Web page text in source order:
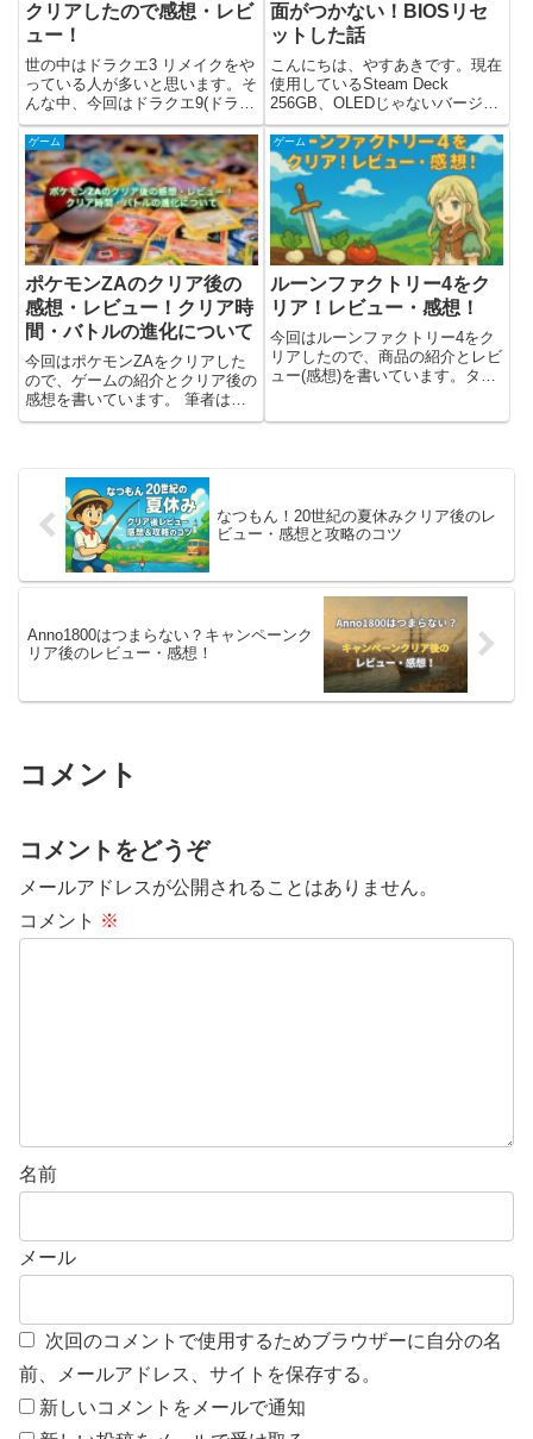
クリアしたので感想・レビ
ュー！
世の中はドラクエ3 リメイクをや
っている人が多いと思います。そ
んな中、今回はドラクエ9(ドラゴ
ンクエストIX 星空の守り人)をク
リアしたので、感想(レビュー)を
書きました。ストーリーのネタバ
レはないですが、システムには触
れています。ドラゴン...
面がつかない！BIOSリセ
ットした話
こんにちは、やすあきです。現在
使用しているSteam Deck
256GB、OLEDじゃないバージョ
ンが真っ暗になって画面がつかな
くなったので、その経緯と対処し
た方法を紹介します！Steam
Deckの画面が真っ暗に！2023年
11月くらい...
ゲーム
ポケモンZAのクリア後の
感想・レビュー！クリア時
間・バトルの進化について
今回はポケモンZAをクリアした
ので、ゲームの紹介とクリア後の
感想を書いています。 筆者はゲ
ームボーイでポケモン緑からプレ
な風にバトルが変わったのかー
と、びっくりしました。※ストー
リ...
ゲーム
ルーンファクトリー4をク
リア！レビュー・感想！
今回はルーンファクトリー4をク
リアしたので、商品の紹介とレビ
ュー(感想)を書いています。タイ
なつもん！20世紀の夏休みクリア後のレ
ビュー・感想と攻略のコツ
Anno1800はつまらない？キャンペーンク
リア後のレビュー・感想！
コメント
コメントをどうぞ
メールアドレスが公開されることはありません。
コメント ※
名前
メール
次回のコメントで使用するためブラウザーに自分の名
前、メールアドレス、サイトを保存する。
新しいコメントをメールで通知